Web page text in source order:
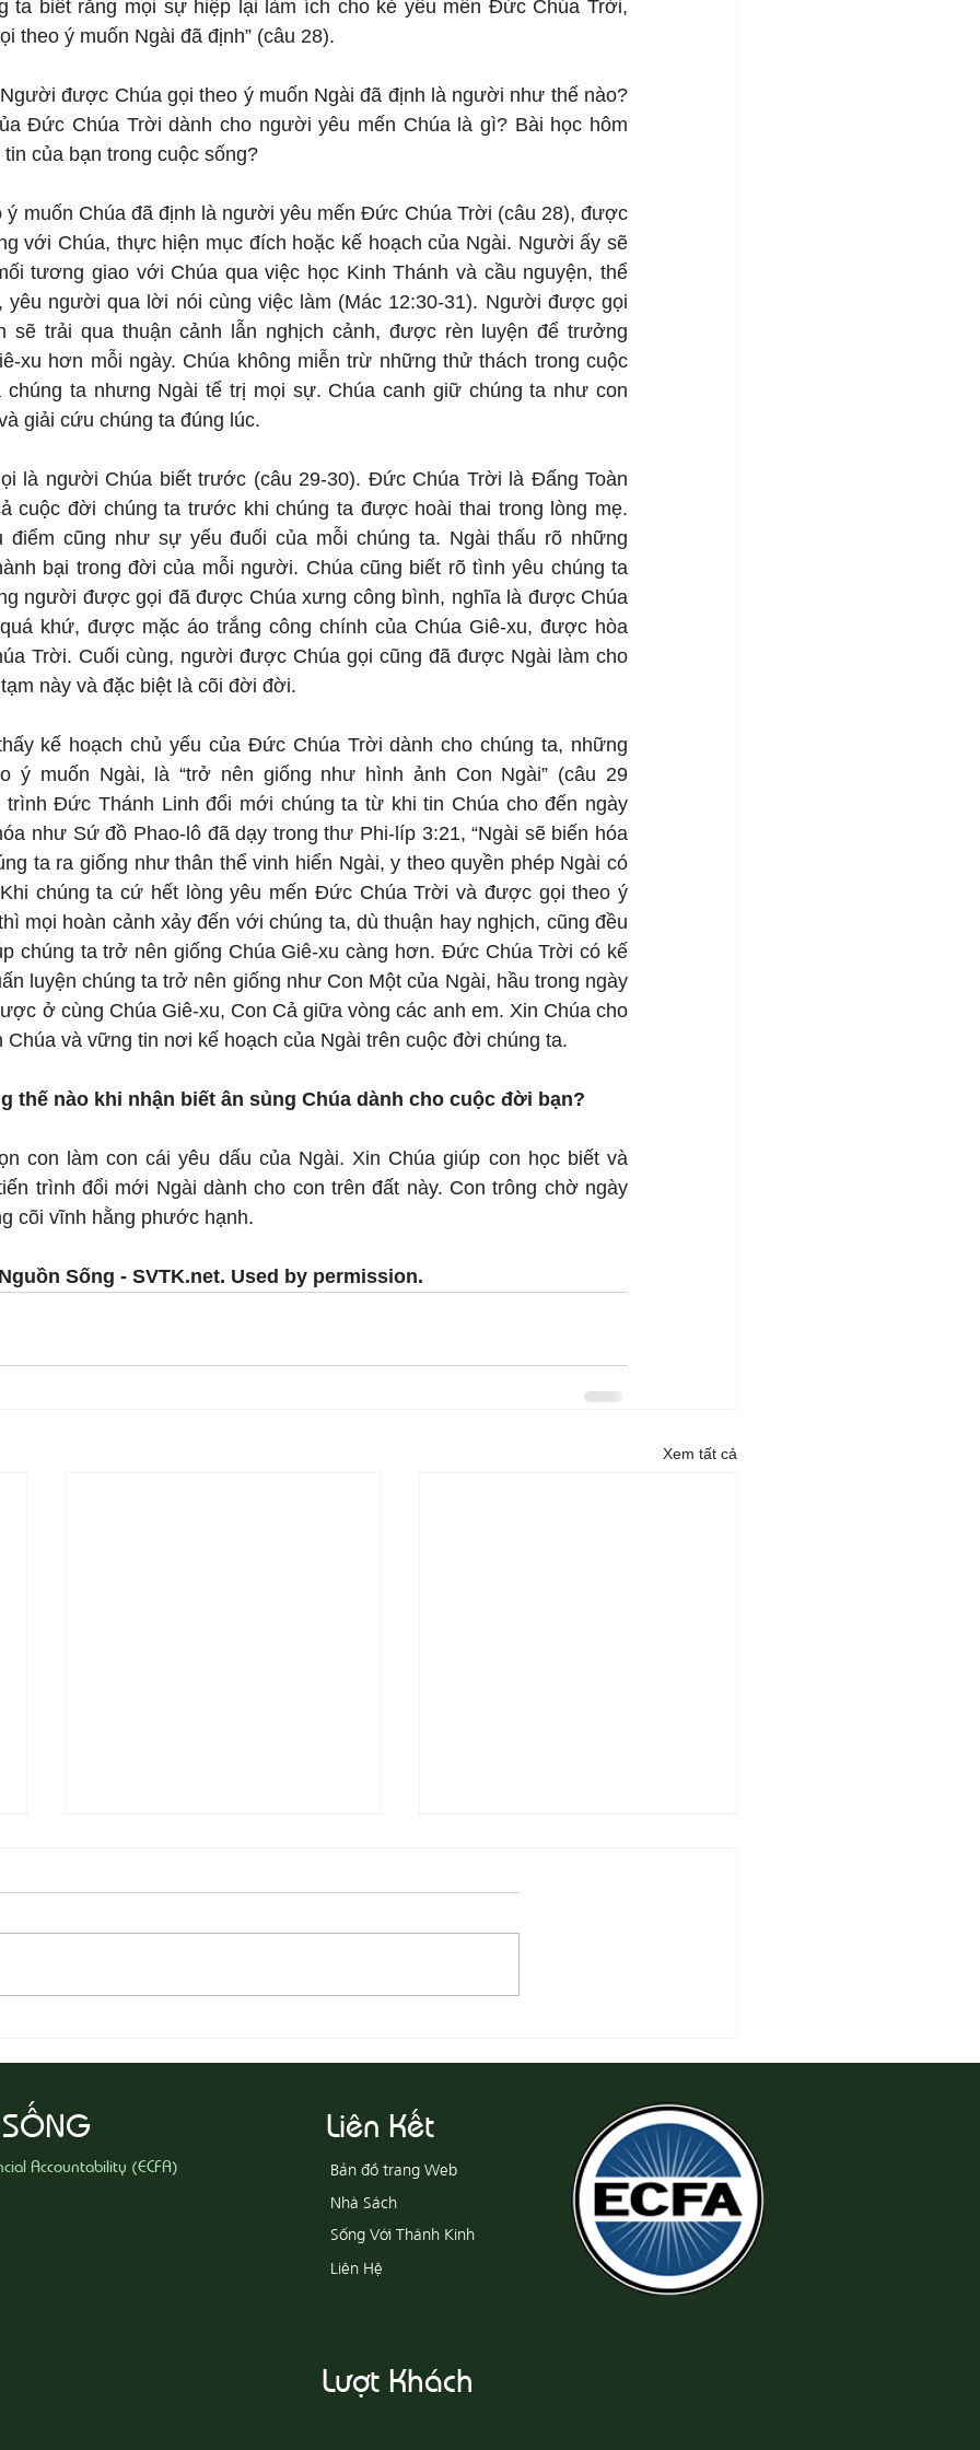
ta biết rằng mọi sự hiệp lại làm ích cho kẻ yêu mến Đức Chúa Trời,
theo ý muốn Ngài đã định” (câu 28).
được Chúa gọi theo ý muốn Ngài đã định là người như thế nào?
Đức Chúa Trời dành cho người yêu mến Chúa là gì? Bài học hôm
của bạn trong cuộc sống?
muốn Chúa đã định là người yêu mến Đức Chúa Trời (câu 28), được
với Chúa, thực hiện mục đích hoặc kế hoạch của Ngài. Người ấy sẽ
tương giao với Chúa qua việc học Kinh Thánh và cầu nguyện, thể
yêu người qua lời nói cùng việc làm (Mác 12:30-31). Người được gọi
sẽ trải qua thuận cảnh lẫn nghịch cảnh, được rèn luyện để trưởng
xu hơn mỗi ngày. Chúa không miễn trừ những thử thách trong cuộc
chúng ta nhưng Ngài tể trị mọi sự. Chúa canh giữ chúng ta như con
giải cứu chúng ta đúng lúc.
là người Chúa biết trước (câu 29-30). Đức Chúa Trời là Đấng Toàn
cuộc đời chúng ta trước khi chúng ta được hoài thai trong lòng mẹ.
điểm cũng như sự yếu đuối của mỗi chúng ta. Ngài thấu rõ những
bại trong đời của mỗi người. Chúa cũng biết rõ tình yêu chúng ta
người được gọi đã được Chúa xưng công bình, nghĩa là được Chúa
khứ, được mặc áo trắng công chính của Chúa Giê-xu, được hòa
Trời. Cuối cùng, người được Chúa gọi cũng đã được Ngài làm cho
này và đặc biệt là cõi đời đời.
kế hoạch chủ yếu của Đức Chúa Trời dành cho chúng ta, những
ý muốn Ngài, là “trở nên giống như hình ảnh Con Ngài” (câu 29
Đức Thánh Linh đổi mới chúng ta từ khi tin Chúa cho đến ngày
như Sứ đồ Phao-lô đã dạy trong thư Phi-líp 3:21, “Ngài sẽ biến hóa
ta ra giống như thân thể vinh hiển Ngài, y theo quyền phép Ngài có
chúng ta cứ hết lòng yêu mến Đức Chúa Trời và được gọi theo ý
mọi hoàn cảnh xảy đến với chúng ta, dù thuận hay nghịch, cũng đều
chúng ta trở nên giống Chúa Giê-xu càng hơn. Đức Chúa Trời có kế
luyện chúng ta trở nên giống như Con Một của Ngài, hầu trong ngày
ở cùng Chúa Giê-xu, Con Cả giữa vòng các anh em. Xin Chúa cho
Chúa và vững tin nơi kế hoạch của Ngài trên cuộc đời chúng ta.
thế nào khi nhận biết ân sủng Chúa dành cho cuộc đời bạn?
con làm con cái yêu dấu của Ngài. Xin Chúa giúp con học biết và
trình đổi mới Ngài dành cho con trên đất này. Con trông chờ ngày
cõi vĩnh hằng phước hạnh.
Sống - SVTK.net. Used by permission.
Xem tất cả
08-07 Nhân Từ Và Chân Thật
Khổ
Accountability (ECFA)
Liên Kết
Bản đồ trang Web
Nhà Sách
Sống Với Thánh Kinh
Liên Hệ
Lượt Khách